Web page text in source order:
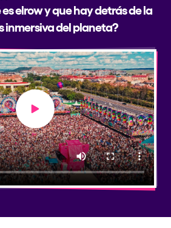
elrow y que hay detrás de la
inmersiva del planeta?
Play video